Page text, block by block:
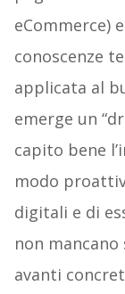
eCommerce)
conoscenze
applicata al
emerge un
capito bene
modo
digitali e di
non
avanti